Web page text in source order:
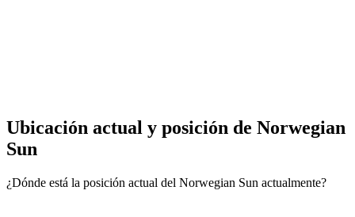
Ubicación actual y posición de Norwegian
Sun
¿Dónde está la posición actual del Norwegian Sun actualmente?